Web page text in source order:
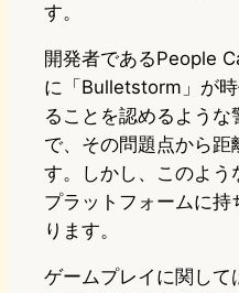
す。
開発者であるPeople
に「Bulletstorm」が
ることを認めるような
で、その問題点から距
す。しかし、このよう
プラットフォームに
ります。
ゲームプレイに関して